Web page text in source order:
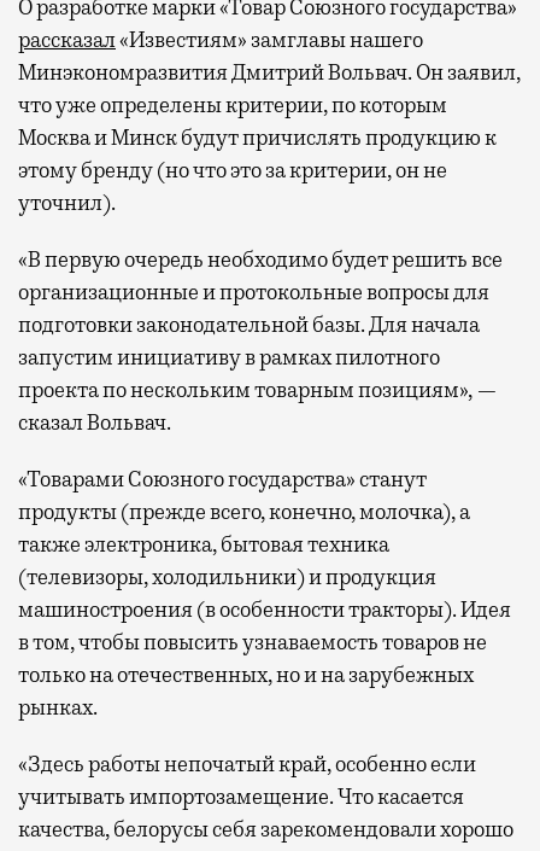
О разработке марки «Товар Союзного государства»
рассказал«Известиям» замглавы нашего
Минэкономразвития Дмитрий Вольвач. Он заявил,
что уже определены критерии, по которым
Москва и Минск будут причислять продукцию к
этому бренду (но что это за критерии, он не
уточнил).
«В первую очередь необходимо будет решить все
организационные и протокольные вопросы для
подготовки законодательной базы. Для начала
запустим инициативу в рамках пилотного
проекта по нескольким товарным позициям», —
сказал Вольвач.
«Товарами Союзного государства» станут
продукты (прежде всего, конечно, молочка), а
также электроника, бытовая техника
(телевизоры, холодильники) и продукция
машиностроения (в особенности тракторы). Идея
в том, чтобы повысить узнаваемость товаров не
только на отечественных, но и на зарубежных
рынках.
«Здесь работы непочатый край, особенно если
учитывать импортозамещение. Что касается
качества, белорусы себя зарекомендовали хорошо